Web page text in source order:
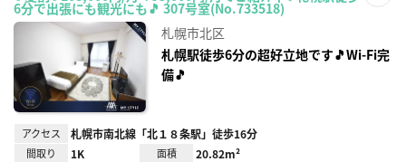
6分で出張にも観光にも🎵 307号室(No.733518)
録
札幌市北区
札幌駅徒歩6分の超好立地です🎵Wi-Fi完
備🎵
アクセス 札幌市南北線「北１８条駅」徒歩16分
間取り 1K 面積 20.82m²